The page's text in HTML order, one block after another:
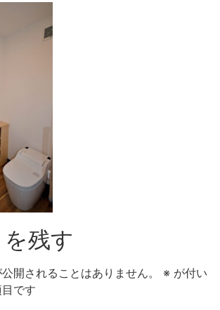
残す
開されることはありません。 ※ が付い
です